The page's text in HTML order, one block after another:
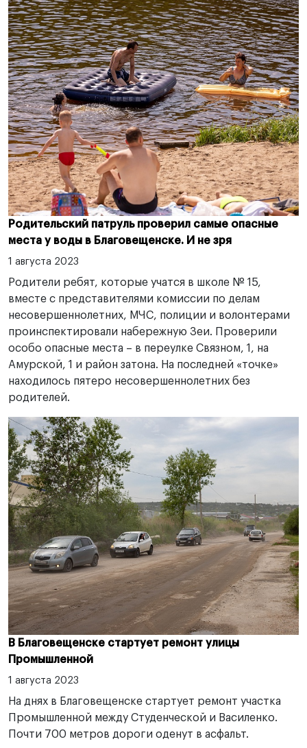
Родительский патруль проверил самые опасные
места у воды в Благовещенске. И не зря
1 августа 2023
Родители ребят, которые учатся в школе № 15,
вместе с представителями комиссии по делам
несовершеннолетних, МЧС, полиции и волонтерами
проинспектировали набережную Зеи. Проверили
особо опасные места – в переулке Связном, 1, на
Амурской, 1 и район затона. На последней «точке»
находилось пятеро несовершеннолетних без
родителей.
В Благовещенске стартует ремонт улицы
Промышленной
1 августа 2023
На днях в Благовещенске стартует ремонт участка
Промышленной между Студенческой и Василенко.
Почти 700 метров дороги оденут в асфальт.